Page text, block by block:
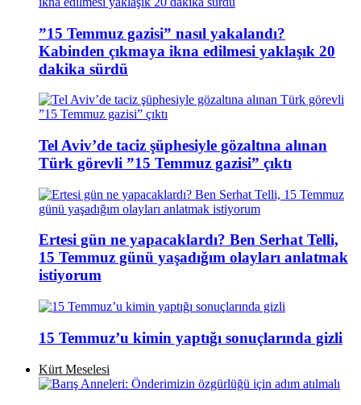
”15 Temmuz gazisi” nasıl yakalandı?
Kabinden çıkmaya ikna edilmesi yaklaşık 20
dakika sürdü
Tel Aviv’de taciz şüphesiyle gözaltına alınan
Türk görevli ”15 Temmuz gazisi” çıktı
Ertesi gün ne yapacaklardı? Ben Serhat Telli,
15 Temmuz günü yaşadığım olayları anlatmak
istiyorum
15 Temmuz’u kimin yaptığı sonuçlarında gizli
Kürt Meselesi